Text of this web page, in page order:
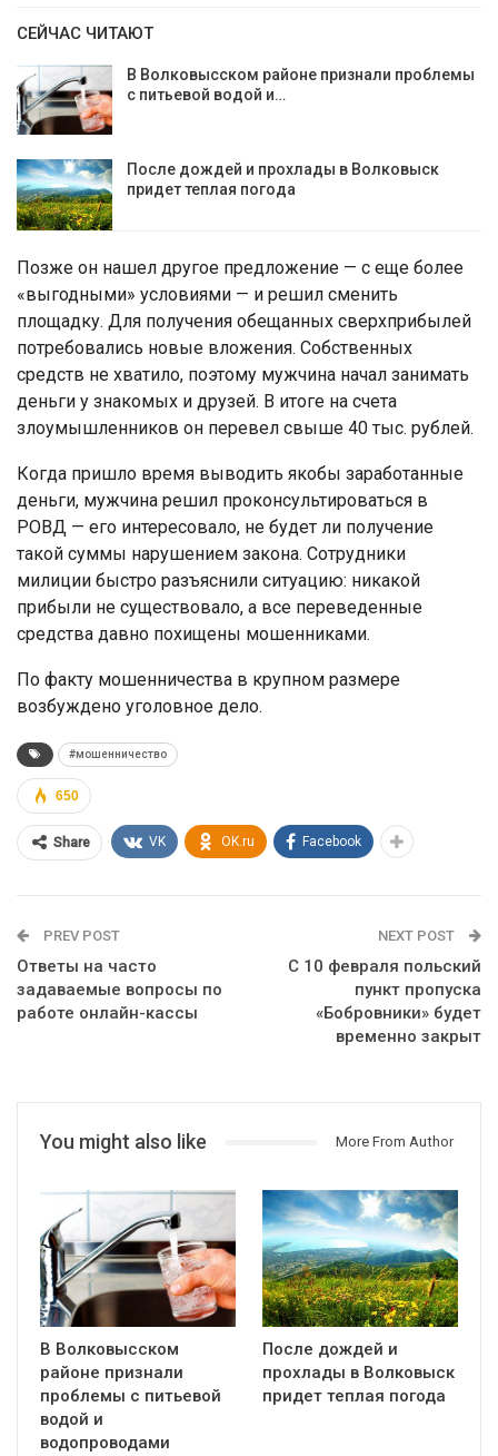
СЕЙЧАС ЧИТАЮТ
В Волковысском районе признали проблемы
с питьевой водой и…
После дождей и прохлады в Волковыск
придет теплая погода
Позже он нашел другое предложение — с еще более
«выгодными» условиями — и решил сменить
площадку. Для получения обещанных сверхприбылей
потребовались новые вложения. Собственных
средств не хватило, поэтому мужчина начал занимать
деньги у знакомых и друзей. В итоге на счета
злоумышленников он перевел свыше 40 тыс. рублей.
Когда пришло время выводить якобы заработанные
деньги, мужчина решил проконсультироваться в
РОВД — его интересовало, не будет ли получение
такой суммы нарушением закона. Сотрудники
милиции быстро разъяснили ситуацию: никакой
прибыли не существовало, а все переведенные
средства давно похищены мошенниками.
По факту мошенничества в крупном размере
возбуждено уголовное дело.
#мошенничество
650
Share VK OK.ru Facebook
PREV POST
Ответы на часто
задаваемые вопросы по
работе онлайн-кассы
NEXT POST
С 10 февраля польский
пункт пропуска
«Бобровники» будет
временно закрыт
You might also like More From Author
В Волковысском
районе признали
проблемы с питьевой
водой и
водопроводами
После дождей и
прохлады в Волковыск
придет теплая погода